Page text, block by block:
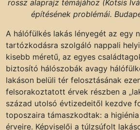
rossz alaprajz témájához (Kotsis
építésének problémái.
A hálófülkés lakás lényegét az egy
tartózkodásra szolgáló nappali
kisebb méretű, az egyes
biztosító hálószobák avagy
lakáson belüli tér felosztásának
felsorakoztatott érvek részben a
század utolsó évtizedeitől kezdve
toposzaira támaszkodtak: a
érveire. Képviselői a túlzsúfolt